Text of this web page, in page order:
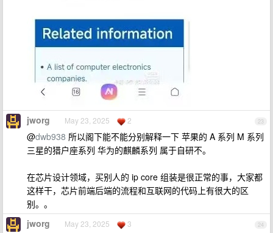
23
jworg May 23, 2025 2
@dwb938 所以阁下能不能分别解释一下 苹果的 A 系列 M 系列
三星的猎户座系列 华为的麒麟系列 属于自研不。
在芯片设计领域，买别人的 ip core 组装是很正常的事，大家都
这样干，芯片前端后端的流程和互联网的代码上有很大的区
别。。
24
jworg May 23, 2025 3